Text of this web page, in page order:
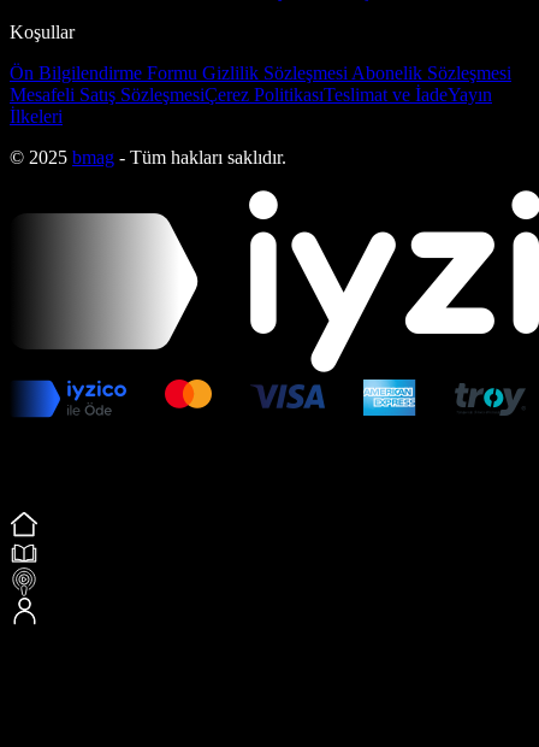
Koşullar
Ön Bilgilendirme Formu Gizlilik Sözleşmesi Abonelik Sözleşmesi
Mesafeli Satış SözleşmesiÇerez PolitikasıTeslimat ve İadeYayın
İlkeleri
© 2025 bmag - Tüm hakları saklıdır.